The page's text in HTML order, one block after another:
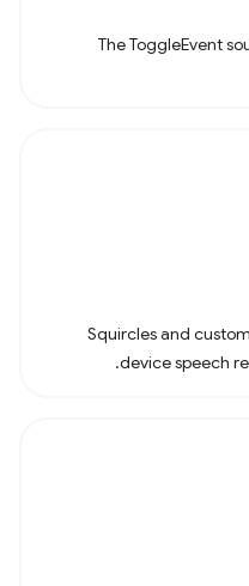
The ToggleEvent
Squircles and
device speech